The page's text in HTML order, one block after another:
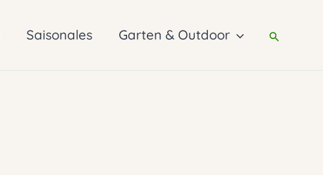
Saisonales Garten & Outdoor Suchen